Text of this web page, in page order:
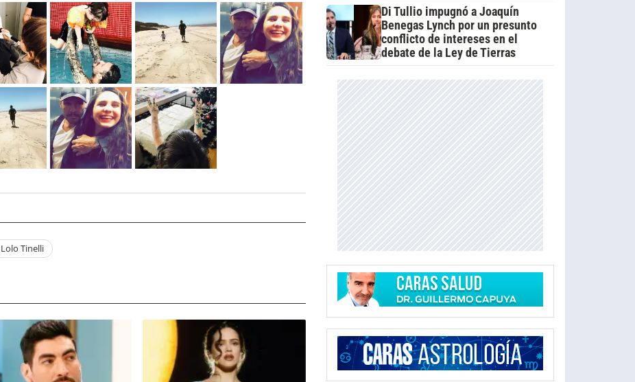
Lolo Tinelli
Di Tullio impugnó a Joaquín
Benegas Lynch por un presunto
conflicto de intereses en el
debate de la Ley de Tierras